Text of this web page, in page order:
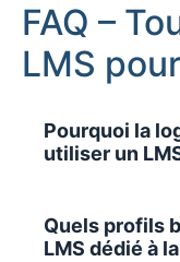
FAQ –
LMS
Pourquoi la
utiliser un
Quels profils
LMS dédié à